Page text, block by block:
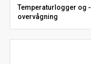
Temperaturlogger og -
overvågning